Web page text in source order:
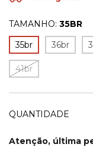
TAMANHO: 35BR
35br
36br
41br
QUANTIDADE
Atenção, última